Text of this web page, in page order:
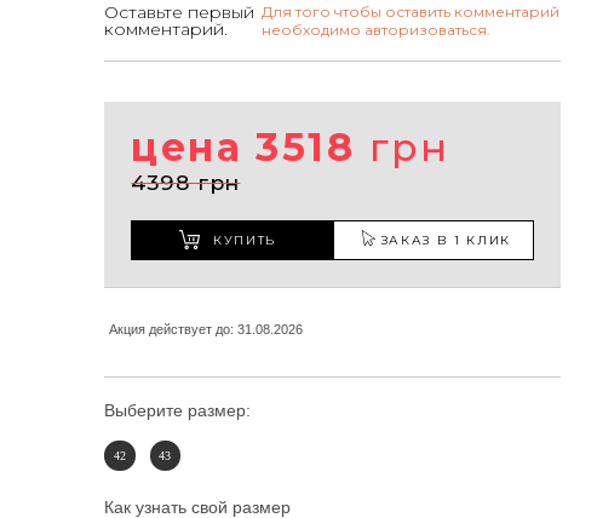
Оставьте первый
комментарий.
Для того чтобы оставить комментарий
необходимо авторизоваться.
цена 3518 грн
4398 грн
КУПИТЬ ЗАКАЗ В 1 КЛИК
Акция действует до: 31.08.2026
Выберите размер:
42 43
Как узнать свой размер